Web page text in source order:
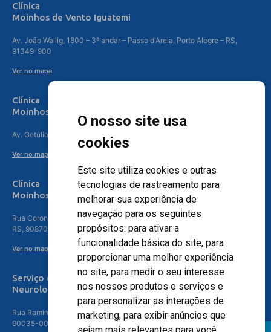
O nosso site usa
cookies
Este site utiliza cookies e outras
tecnologias de rastreamento para
melhorar sua experiência de
navegação para os seguintes
propósitos: para ativar a
funcionalidade básica do site, para
proporcionar uma melhor experiência
no site, para medir o seu interesse
nos nossos produtos e serviços e
para personalizar as interações de
marketing, para exibir anúncios que
Clínica
Moinhos de Vento Iguatemi
Av. João Wallig, 1800 – 3º andar – Passo d'Areia, Porto Alegre – RS,
91349-900
Ver no mapa
Clínica
Moinhos de Vento Canoas
Av. Getúlio Vargas, 4841 – Centro, Canoas – RS, 92010-010
Ver no mapa
Clínica
Moinhos de Vento - Teresópolis
Rua Coronel Aparício Borges, 250 - 3º andar - Teresópolis, Porto Alegre -
RS, 90870-016
Ver no mapa
Serviço de
Neurologia
Rua Ramiro Barcelos, 630 – 5º andar – Floresta, Porto Alegre – RS,
90035-001